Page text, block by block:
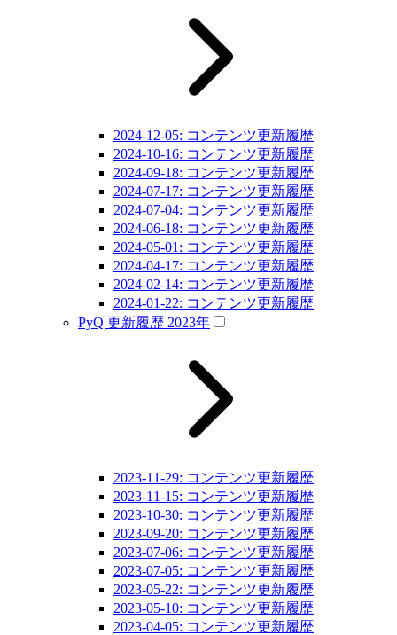
2024-12-05: コンテンツ更新履歴
2024-10-16: コンテンツ更新履歴
2024-09-18: コンテンツ更新履歴
2024-07-17: コンテンツ更新履歴
2024-07-04: コンテンツ更新履歴
2024-06-18: コンテンツ更新履歴
2024-05-01: コンテンツ更新履歴
2024-04-17: コンテンツ更新履歴
2024-02-14: コンテンツ更新履歴
2024-01-22: コンテンツ更新履歴
PyQ 更新履歴 2023年
2023-11-29: コンテンツ更新履歴
2023-11-15: コンテンツ更新履歴
2023-10-30: コンテンツ更新履歴
2023-09-20: コンテンツ更新履歴
2023-07-06: コンテンツ更新履歴
2023-07-05: コンテンツ更新履歴
2023-05-22: コンテンツ更新履歴
2023-05-10: コンテンツ更新履歴
2023-04-05: コンテンツ更新履歴